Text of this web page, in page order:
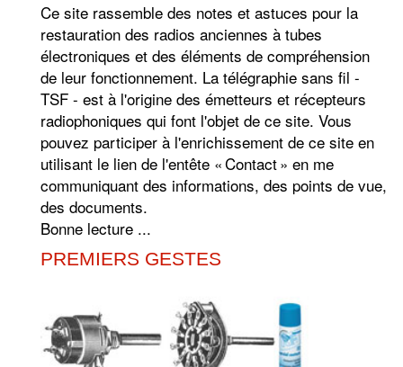
Ce site rassemble des notes et astuces pour la
restauration des radios anciennes à tubes
électroniques et des éléments de compréhension
de leur fonctionnement. La télégraphie sans fil -
TSF - est à l'origine des émetteurs et récepteurs
radiophoniques qui font l'objet de ce site. Vous
pouvez participer à l'enrichissement de ce site en
utilisant le lien de l'entête
Contact
en me
communiquant des informations, des points de vue,
des documents.
Bonne lecture ...
PREMIERS GESTES